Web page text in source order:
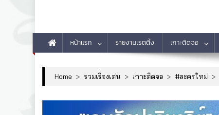
หน้าแรก รายงานเรตติ้ง เกาะติดจอ
Home > รวมเรื่องเด่น > เกาะติดจอ > #ละครใหม่ >